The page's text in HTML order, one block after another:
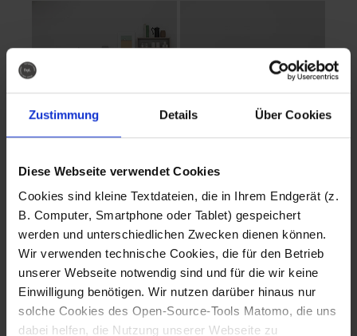
Zustimmung Details Über Cookies
Diese Webseite verwendet Cookies
Cookies sind kleine Textdateien, die in Ihrem Endgerät (z.
B. Computer, Smartphone oder Tablet) gespeichert
werden und unterschiedlichen Zwecken dienen können.
Wir verwenden technische Cookies, die für den Betrieb
unserer Webseite notwendig sind und für die wir keine
Einwilligung benötigen. Wir nutzen darüber hinaus nur
solche Cookies des Open-Source-Tools Matomo, die uns
dabei helfen, die Nutzung unserer Webseite zu
Fotografo: Lorenz
Sternbach
Download
Fotografo: Lorenz
Sternbach
Download